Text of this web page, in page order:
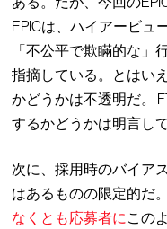
EPICは、ハイアービュ
「不公平で欺瞞的な」
指摘している。とはい
かどうかは不透明だ。
するかどうかは明言し
次に、採用時のバイア
はあるものの限定的だ
なくとも応募者に この